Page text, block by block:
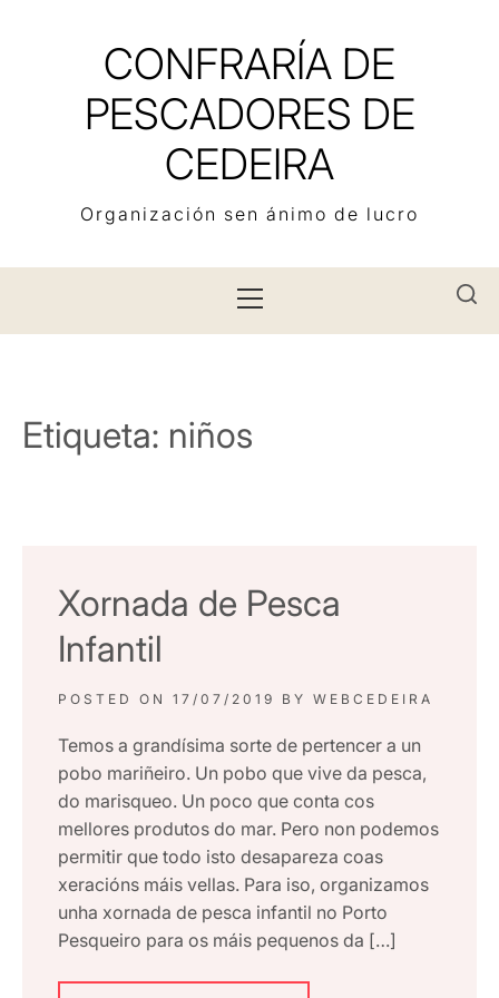
CONFRARÍA DE
PESCADORES DE
CEDEIRA
Organización sen ánimo de lucro
Menu
Etiqueta: niños
Xornada de Pesca
Infantil
POSTED ON 17/07/2019 BY WEBCEDEIRA
Temos a grandísima sorte de pertencer a un
pobo mariñeiro. Un pobo que vive da pesca,
do marisqueo. Un poco que conta cos
mellores produtos do mar. Pero non podemos
permitir que todo isto desapareza coas
xeracións máis vellas. Para iso, organizamos
unha xornada de pesca infantil no Porto
Pesqueiro para os máis pequenos da […]